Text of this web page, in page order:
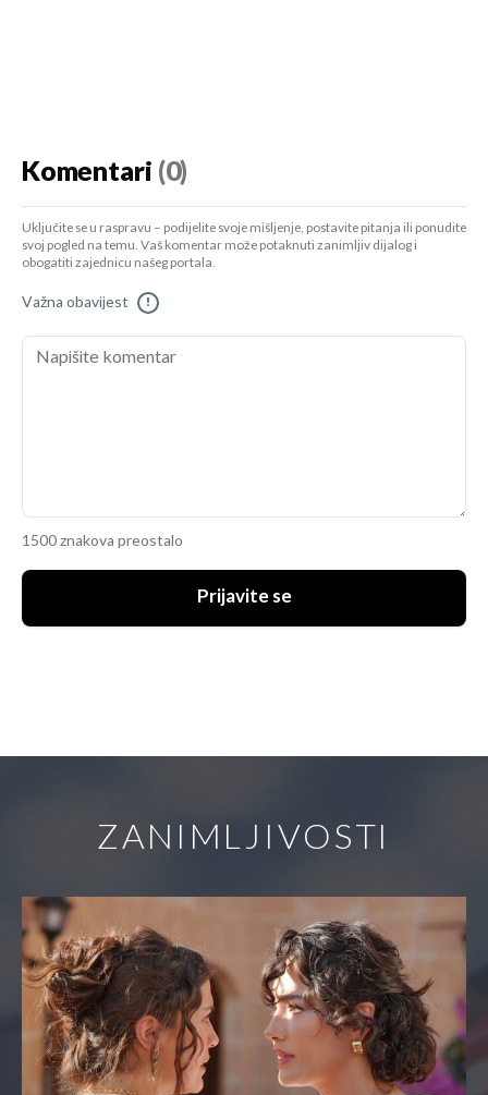
Komentari (0)
Uključite se u raspravu – podijelite svoje mišljenje, postavite pitanja ili ponudite
svoj pogled na temu. Vaš komentar može potaknuti zanimljiv dijalog i
obogatiti zajednicu našeg portala.
Važna obavijest !
1500 znakova preostalo
Prijavite se
ZANIMLJIVOSTI